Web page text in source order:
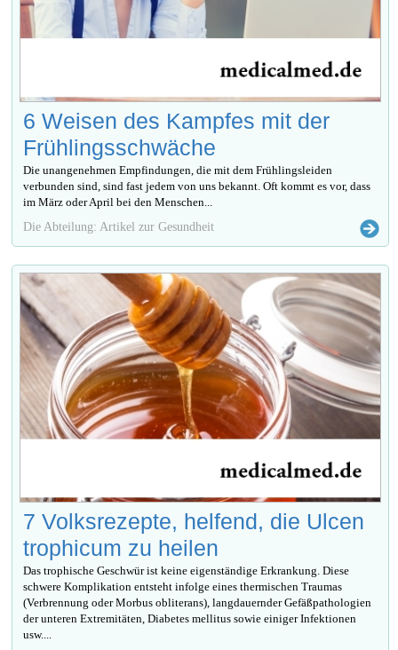
6 Weisen des Kampfes mit der
Frühlingsschwäche
Die unangenehmen Empfindungen, die mit dem Frühlingsleiden
verbunden sind, sind fast jedem von uns bekannt. Oft kommt es vor, dass
im März oder April bei den Menschen...
Die Abteilung: Artikel zur Gesundheit
7 Volksrezepte, helfend, die Ulcen
trophicum zu heilen
Das trophische Geschwür ist keine eigenständige Erkrankung. Diese
schwere Komplikation entsteht infolge eines thermischen Traumas
(Verbrennung oder Morbus obliterans), langdauernder Gefäßpathologien
der unteren Extremitäten, Diabetes mellitus sowie einiger Infektionen
usw....